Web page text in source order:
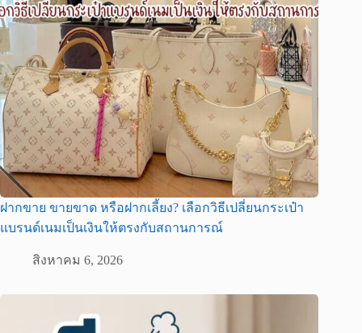
ฝากขาย ขายขาด หรือฝากเลี้ยง? เลือกวิธีเปลี่ยนกระเป๋า
แบรนด์เนมเป็นเงินให้ตรงกับสถานการณ์
สิงหาคม 6, 2026